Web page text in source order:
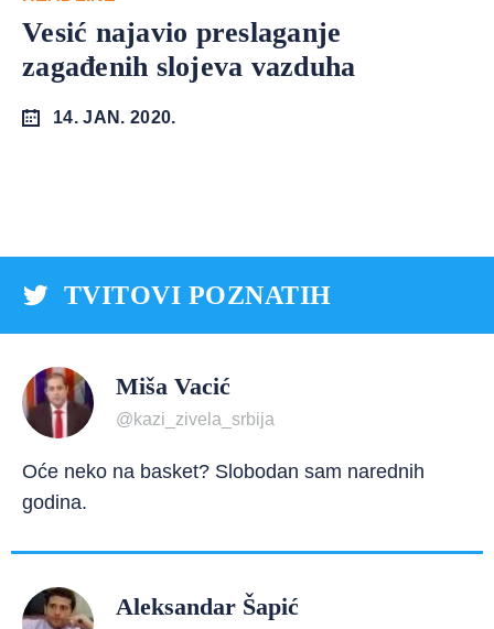
Vesić najavio preslaganje
zagađenih slojeva vazduha
14. JAN. 2020.
TVITOVI POZNATIH
Miša Vacić
@kazi_zivela_srbija
Oće neko na basket? Slobodan sam narednih
godina.
Aleksandar Šapić